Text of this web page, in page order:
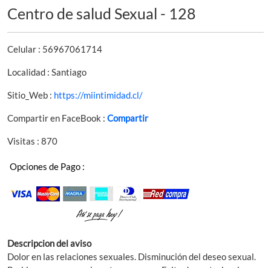
Centro de salud Sexual - 128
Celular : 56967061714
Localidad : Santiago
Sitio_Web : https://miintimidad.cl/
Compartir en FaceBook : Compartir
Visitas : 870
Opciones de Pago :
Descripcion del aviso
Dolor en las relaciones sexuales. Disminución del deseo sexual.